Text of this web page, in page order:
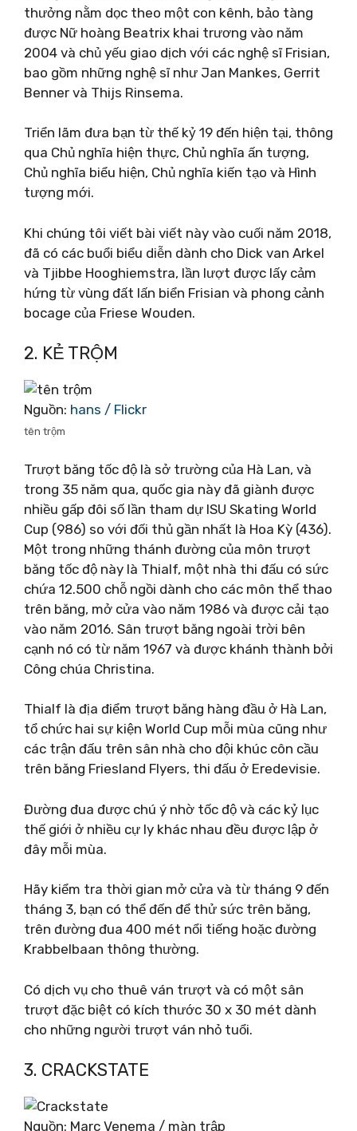
thưởng nằm dọc theo một con kênh, bảo tàng
được Nữ hoàng Beatrix khai trương vào năm
2004 và chủ yếu giao dịch với các nghệ sĩ Frisian,
bao gồm những nghệ sĩ như Jan Mankes, Gerrit
Benner và Thijs Rinsema.
Triển lãm đưa bạn từ thế kỷ 19 đến hiện tại, thông
qua Chủ nghĩa hiện thực, Chủ nghĩa ấn tượng,
Chủ nghĩa biểu hiện, Chủ nghĩa kiến ​​tạo và Hình
tượng mới.
Khi chúng tôi viết bài viết này vào cuối năm 2018,
đã có các buổi biểu diễn dành cho Dick van Arkel
và Tjibbe Hooghiemstra, lần lượt được lấy cảm
hứng từ vùng đất lấn biển Frisian và phong cảnh
bocage của Friese Wouden.
2. KẺ TRỘM
Nguồn: hans / Flickr
tên trộm
Trượt băng tốc độ là sở trường của Hà Lan, và
trong 35 năm qua, quốc gia này đã giành được
nhiều gấp đôi số lần tham dự ISU Skating World
Cup (986) so với đối thủ gần nhất là Hoa Kỳ (436).
Một trong những thánh đường của môn trượt
băng tốc độ này là Thialf, một nhà thi đấu có sức
chứa 12.500 chỗ ngồi dành cho các môn thể thao
trên băng, mở cửa vào năm 1986 và được cải tạo
vào năm 2016. Sân trượt băng ngoài trời bên
cạnh nó có từ năm 1967 và được khánh thành bởi
Công chúa Christina.
Thialf là địa điểm trượt băng hàng đầu ở Hà Lan,
tổ chức hai sự kiện World Cup mỗi mùa cũng như
các trận đấu trên sân nhà cho đội khúc côn cầu
trên băng Friesland Flyers, thi đấu ở Eredevisie.
Đường đua được chú ý nhờ tốc độ và các kỷ lục
thế giới ở nhiều cự ly khác nhau đều được lập ở
đây mỗi mùa.
Hãy kiểm tra thời gian mở cửa và từ tháng 9 đến
tháng 3, bạn có thể đến để thử sức trên băng,
trên đường đua 400 mét nổi tiếng hoặc đường
Krabbelbaan thông thường.
Có dịch vụ cho thuê ván trượt và có một sân
trượt đặc biệt có kích thước 30 x 30 mét dành
cho những người trượt ván nhỏ tuổi.
3. CRACKSTATE
Nguồn: Marc Venema / màn trập